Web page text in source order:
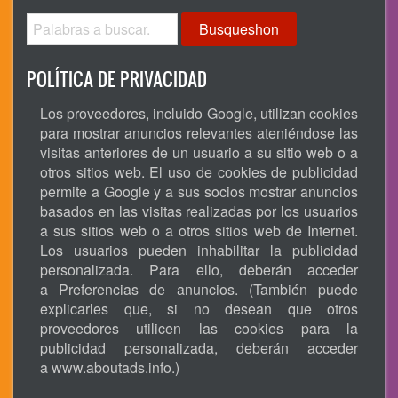
Busqueshon
POLÍTICA DE PRIVACIDAD
Los proveedores, incluido Google, utilizan cookies
para mostrar anuncios relevantes ateniéndose las
visitas anteriores de un usuario a su sitio web o a
otros sitios web. El uso de cookies de publicidad
permite a Google y a sus socios mostrar anuncios
basados en las visitas realizadas por los usuarios
a sus sitios web o a otros sitios web de Internet.
Los usuarios pueden inhabilitar la publicidad
personalizada. Para ello, deberán acceder
a Preferencias de anuncios. (También puede
explicarles que, si no desean que otros
proveedores utilicen las cookies para la
publicidad personalizada, deberán acceder
a www.aboutads.info.)